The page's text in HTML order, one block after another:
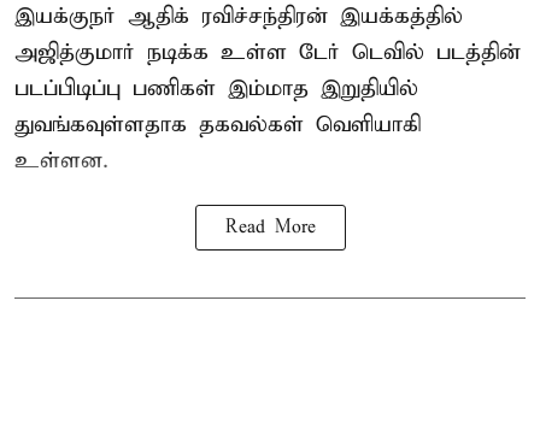
இயக்குநர் ஆதிக் ரவிச்சந்திரன் இயக்கத்தில்
அஜித்குமார் நடிக்க உள்ள டேர் டெவில் படத்தின்
படப்பிடிப்பு பணிகள் இம்மாத இறுதியில்
துவங்கவுள்ளதாக தகவல்கள் வெளியாகி
உள்ளன.
Read More